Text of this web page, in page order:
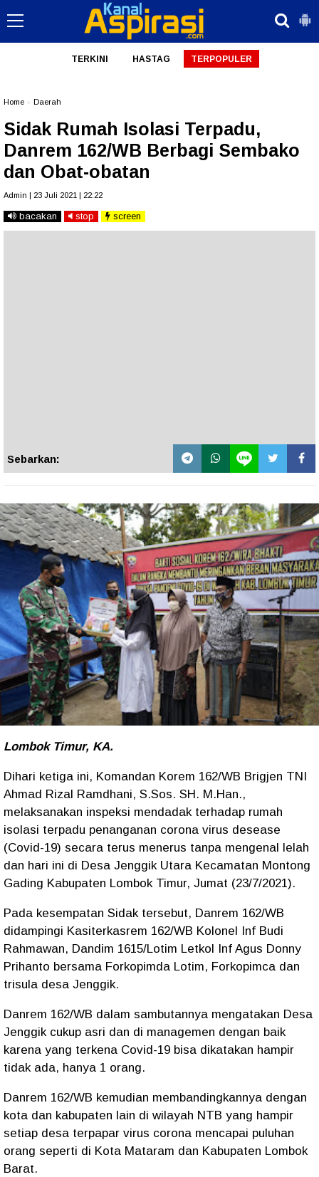
TERKINI HASTAG TERPOPULER
Home Daerah
Sidak Rumah Isolasi Terpadu,
Danrem 162/WB Berbagi Sembako
dan Obat-obatan
Admin | 23 Juli 2021 | 22:22
bacakan stop screen
Sebarkan:
Lombok Timur, KA.
Dihari ketiga ini, Komandan Korem 162/WB Brigjen TNI
Ahmad Rizal Ramdhani, S.Sos. SH. M.Han.,
melaksanakan inspeksi mendadak terhadap rumah
isolasi terpadu penanganan corona virus desease
(Covid-19) secara terus menerus tanpa mengenal lelah
dan hari ini di Desa Jenggik Utara Kecamatan Montong
Gading Kabupaten Lombok Timur, Jumat (23/7/2021).
Pada kesempatan Sidak tersebut, Danrem 162/WB
didampingi Kasiterkasrem 162/WB Kolonel Inf Budi
Rahmawan, Dandim 1615/Lotim Letkol Inf Agus Donny
Prihanto bersama Forkopimda Lotim, Forkopimca dan
trisula desa Jenggik.
Danrem 162/WB dalam sambutannya mengatakan Desa
Jenggik cukup asri dan di managemen dengan baik
karena yang terkena Covid-19 bisa dikatakan hampir
tidak ada, hanya 1 orang.
Danrem 162/WB kemudian membandingkannya dengan
kota dan kabupaten lain di wilayah NTB yang hampir
setiap desa terpapar virus corona mencapai puluhan
orang seperti di Kota Mataram dan Kabupaten Lombok
Barat.